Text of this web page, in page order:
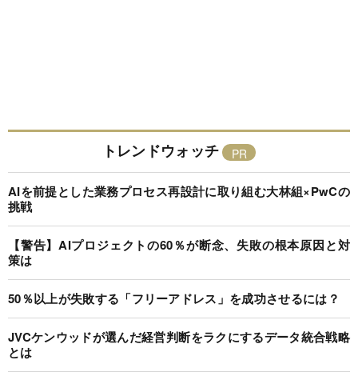
トレンドウォッチ
AIを前提とした業務プロセス再設計に取り組む大林組×PwCの
挑戦
【警告】AIプロジェクトの60％が断念、失敗の根本原因と対
策は
50％以上が失敗する「フリーアドレス」を成功させるには？
JVCケンウッドが選んだ経営判断をラクにするデータ統合戦略
とは